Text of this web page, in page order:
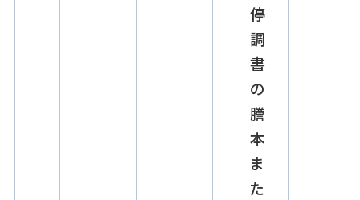
停
調
書
の
謄
本
ま
た